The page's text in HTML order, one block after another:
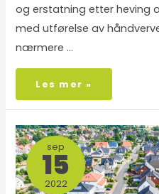
og erstatning etter heving
med utførelse av
nærmere …
Les mer »
sep
15
2022